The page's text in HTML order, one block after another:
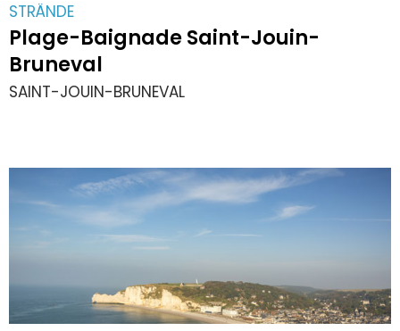
STRÄNDE
Plage-Baignade Saint-Jouin-
Bruneval
SAINT-JOUIN-BRUNEVAL